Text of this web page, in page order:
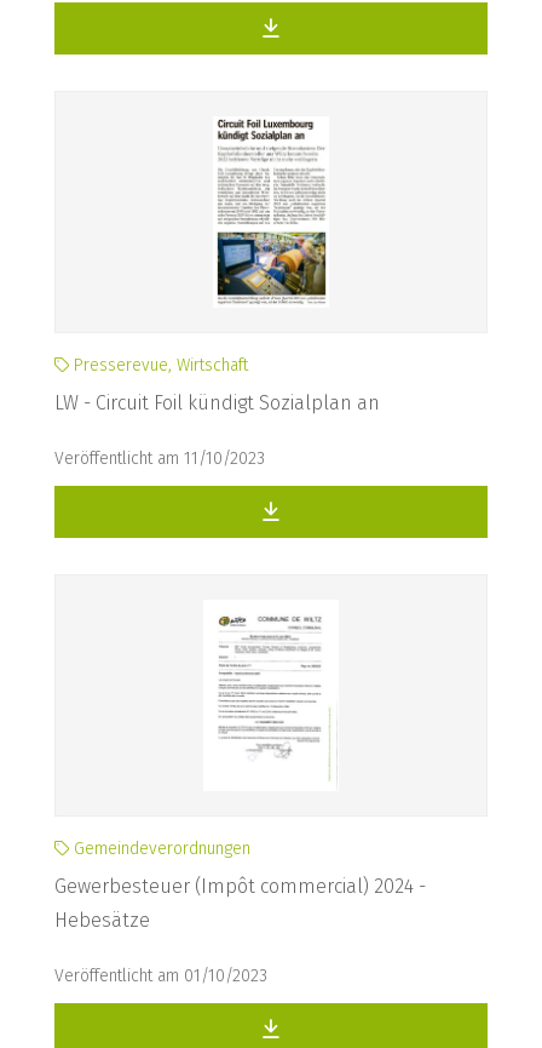
Presserevue, Wirtschaft
LW - Circuit Foil kündigt Sozialplan an
Veröffentlicht am 11/10/2023
Gemeindeverordnungen
Gewerbesteuer (Impôt commercial) 2024 -
Hebesätze
Veröffentlicht am 01/10/2023